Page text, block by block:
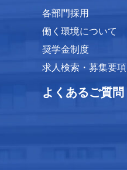
各部門採用
働く環境について
奨学金制度
求人検索・募集要項
よくあるご質問